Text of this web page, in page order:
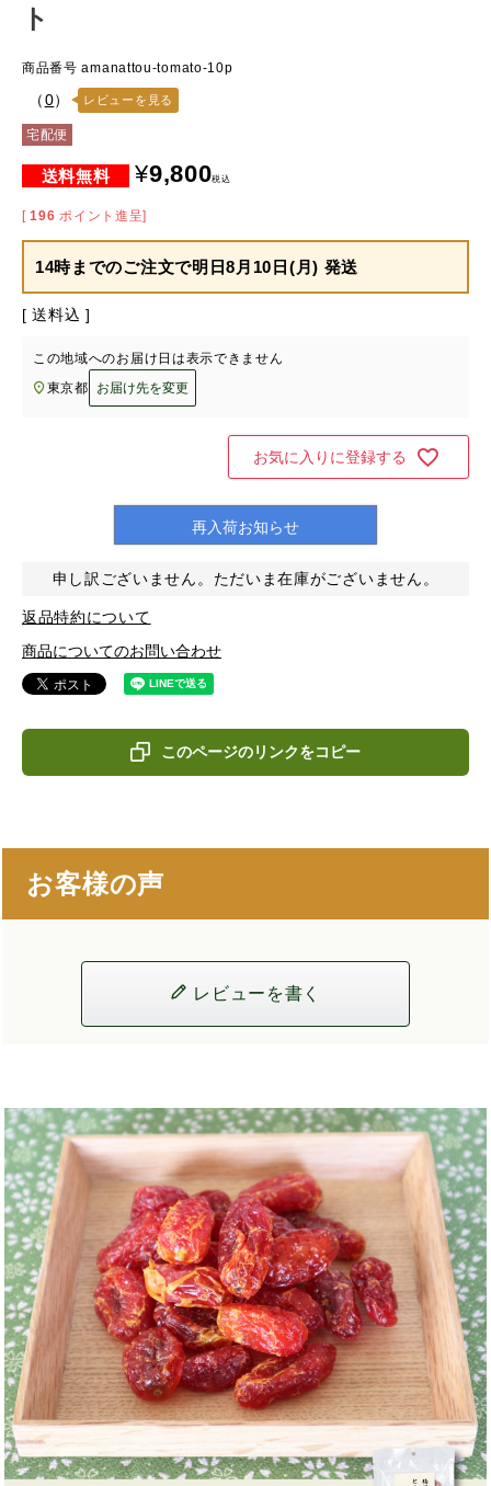
ト
商品番号 amanattou-tomato-10p
（0） レビューを見る
宅配便
¥9,800税込
[ 196 ポイント進呈]
14時までのご注文で明日8月10日(月) 発送
送料込
この地域へのお届け日は表示できません
東京都
お届け先を変更
お気に入りに登録する
再入荷お知らせ
申し訳ございません。ただいま在庫がございません。
返品特約について
商品についてのお問い合わせ
このページのリンクをコピー
お客様の声
レビューを書く